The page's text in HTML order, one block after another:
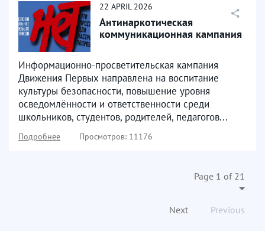
22 APRIL 2026
Антинаркотическая
коммуникационная кампания
Информационно-просветительская кампания
Движения Первых направлена на воспитание
культуры безопасности, повышение уровня
осведомлённости и ответственности среди
школьников, студентов, родителей, педагогов...
Подробнее Просмотров: 11176
Page 1 of 21
Previous
Next